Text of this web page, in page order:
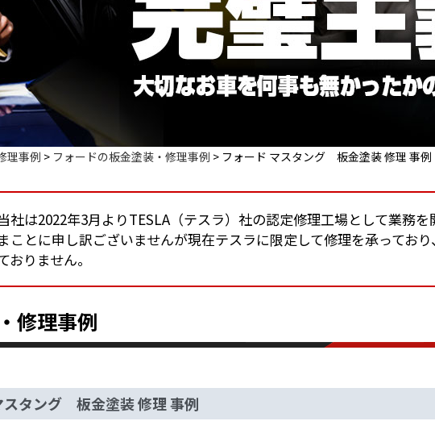
理事例 > フォードの板金塗装・修理事例 > フォード マスタング 板金塗装 修理 事例
社は2022年3月よりTESLA（テスラ）社の認定修理工場として業務を
ことに申し訳ございませんが現在テスラに限定して修理を承ってお
おりません。
修理事例
スタング 板金塗装 修理 事例